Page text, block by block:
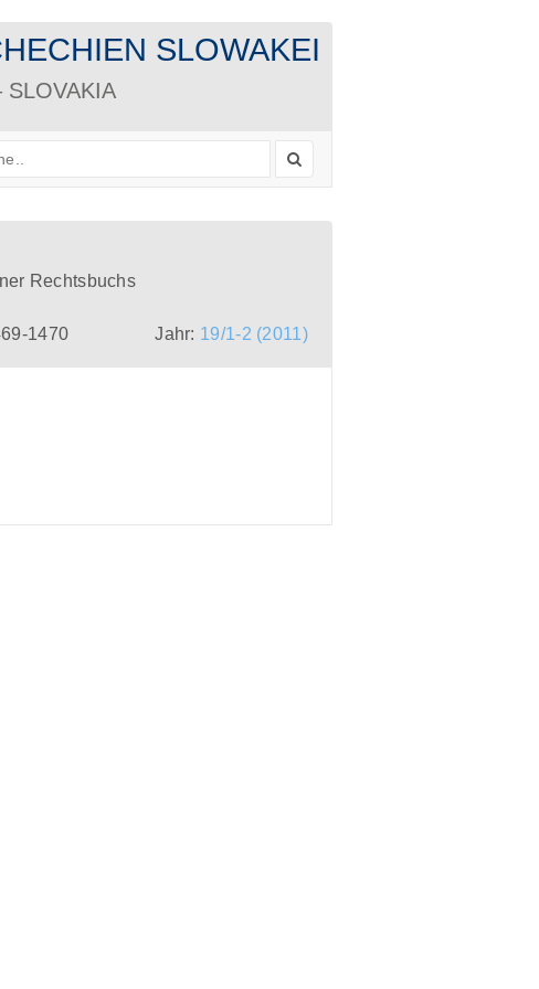
SLOWAKEI
SLOVAKIA
Rechtsbuchs
1470
Jahr: 19/1-2 (2011)